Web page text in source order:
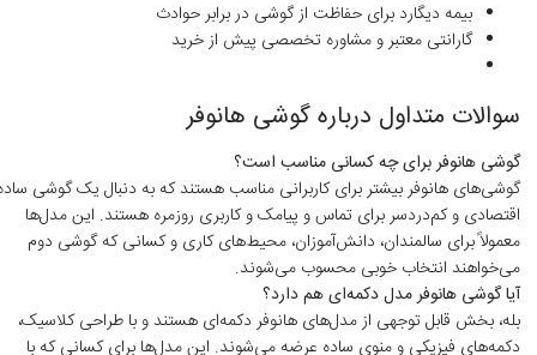
بیمه دیگارد برای حفاظت از گوشی در برابر حوادث
گارانتی معتبر و مشاوره تخصصی پیش از خرید
سوالات متداول درباره گوشی هانوفر
گوشی هانوفر برای چه کسانی مناسب است؟
گوشی‌های هانوفر بیشتر برای کاربرانی مناسب هستند که به دنبال یک گوشی
اقتصادی و کم‌دردسر برای تماس و پیامک و کاربری روزمره هستند. این مدل‌ها
معمولاً برای سالمندان، دانش‌آموزان، محیط‌های کاری و کسانی که گوشی دوم
می‌خواهند انتخاب خوبی محسوب می‌شوند.
آیا گوشی هانوفر مدل دکمه‌ای هم دارد؟
بله، بخش قابل توجهی از مدل‌های هانوفر دکمه‌ای هستند و با طراحی کلاسیک،
دکمه‌های فیزیکی و منوی ساده عرضه می‌شوند. این مدل‌ها برای کسانی که با